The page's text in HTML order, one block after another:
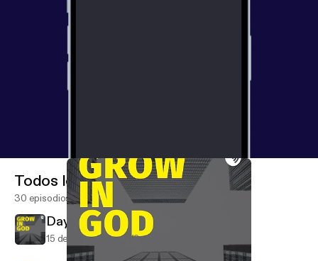
Todos los episodios
30 episodios
Day in the Life of an Apostle 2
15 de dic de 2022 12 min